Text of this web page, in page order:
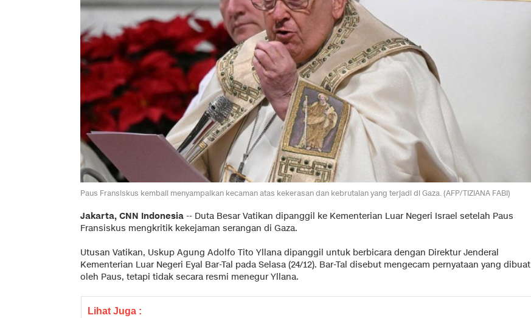
Paus Fransiskus kembali menyampaikan kecaman atas kekerasan dan kebrutalan yang terjadi di Gaza. (AFP/TIZIANA FABI)
Jakarta, CNN Indonesia -- Duta Besar Vatikan dipanggil ke Kementerian Luar Negeri Israel setelah Paus
Fransiskus mengkritik kekejaman serangan di Gaza.
Utusan Vatikan, Uskup Agung Adolfo Tito Yllana dipanggil untuk berbicara dengan Direktur Jenderal
Kementerian Luar Negeri Eyal Bar-Tal pada Selasa (24/12). Bar-Tal disebut mengecam pernyataan yang dibuat
oleh Paus, tetapi tidak secara resmi menegur Yllana.
Lihat Juga :